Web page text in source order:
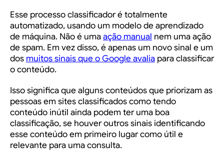
Esse processo classificador é totalmente
automatizado, usando um modelo de aprendizado
de máquina. Não é umaação manual nem uma ação
de spam. Em vez disso, é apenas um novo sinal e um
dos muitos sinais que o Google avalia para classificar
o conteúdo.
Isso significa que alguns conteúdos que priorizam as
pessoas em sites classificados como tendo
conteúdo inútil ainda podem ter uma boa
classificação, se houver outros sinais identificando
esse conteúdo em primeiro lugar como útil e
relevante para uma consulta.